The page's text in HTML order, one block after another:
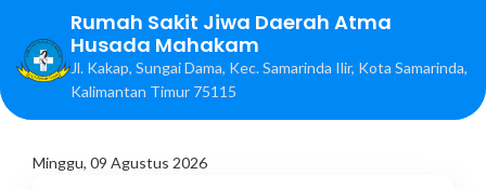
Rumah Sakit Jiwa Daerah Atma
Husada Mahakam
Jl. Kakap, Sungai Dama, Kec. Samarinda Ilir, Kota Samarinda,
Kalimantan Timur 75115
Minggu, 09 Agustus 2026